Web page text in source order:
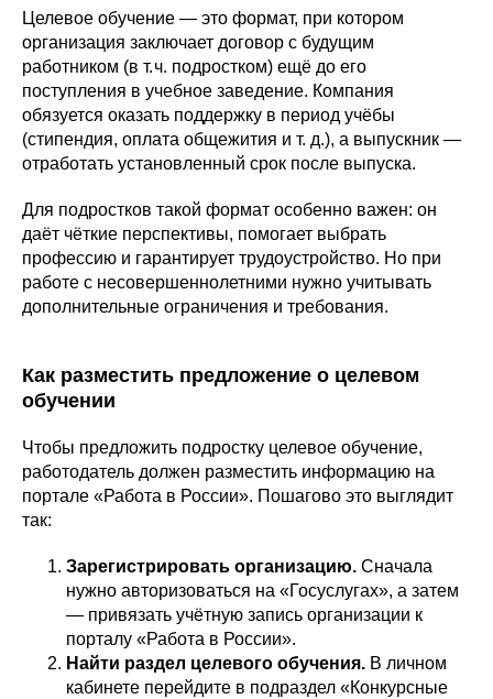
Целевое обучение — это формат, при котором
организация заключает договор с будущим
работником (в т. ч. подростком) ещё до его
поступления в учебное заведение. Компания
обязуется оказать поддержку в период учёбы
(стипендия, оплата общежития и т. д.), а выпускник —
отработать установленный срок после выпуска.
Для подростков такой формат особенно важен: он
даёт чёткие перспективы, помогает выбрать
профессию и гарантирует трудоустройство. Но при
работе с несовершеннолетними нужно учитывать
дополнительные ограничения и требования.
Как разместить предложение о целевом
обучении
Чтобы предложить подростку целевое обучение,
работодатель должен разместить информацию на
портале «Работа в России». Пошагово это выглядит
так:
Зарегистрировать организацию. Сначала
нужно авторизоваться на «Госуслугах», а затем
— привязать учётную запись организации к
порталу «Работа в России».
Найти раздел целевого обучения. В личном
кабинете перейдите в подраздел «Конкурсные